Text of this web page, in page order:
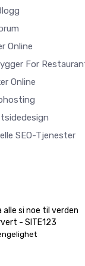
Online
For
Online
SEO-Tjenester
si noe til verden
- SITE123